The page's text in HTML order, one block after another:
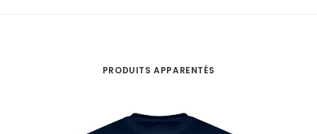
PRODUITS APPARENTÉS